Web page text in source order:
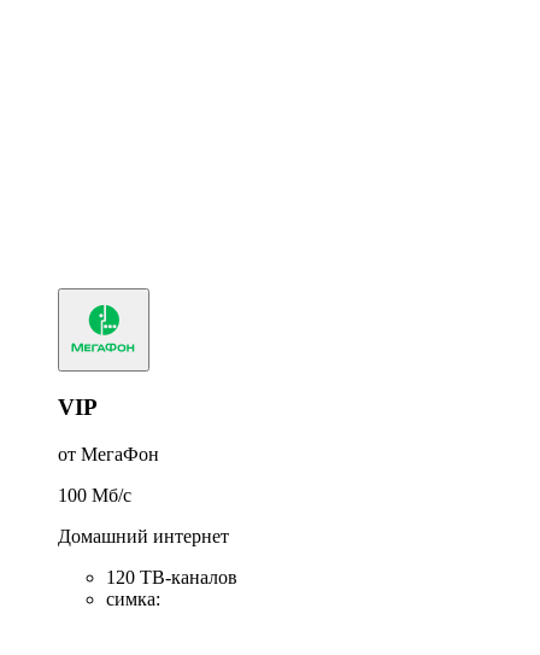
VIP
от МегаФон
100 Мб/c
Домашний интернет
120 ТВ-каналов
симка: